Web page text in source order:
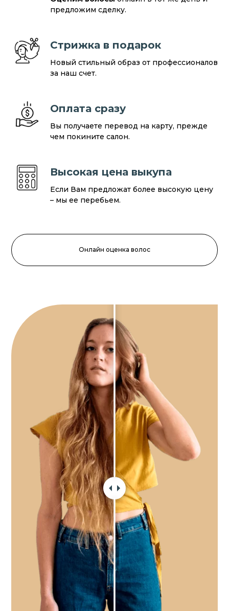
предложим сделку.
Стрижка в подарок
Новый стильный образ от профессионалов
за наш счет.
Оплата сразу
Вы получаете перевод на карту, прежде
чем покините салон.
Высокая цена выкупа
Если Вам предложат более высокую цену
– мы ее перебьем.
Онлайн оценка волос